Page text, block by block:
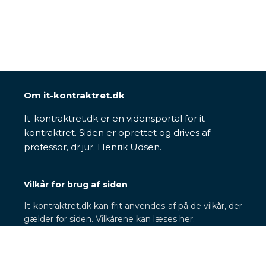
Om it-kontraktret.dk
It-kontraktret.dk er en vidensportal for it-
kontraktret. Siden er oprettet og drives af
professor, dr.jur. Henrik Udsen.
Vilkår for brug af siden
It-kontraktret.dk kan frit anvendes af på de vilkår, der
gælder for siden. Vilkårene kan læses her.